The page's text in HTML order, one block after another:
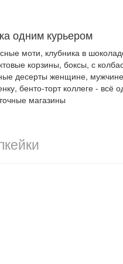
одним курьером
моти, клубника в
корзины, боксы, с
десерты женщине,
бенто-торт коллеге - всё
магазины